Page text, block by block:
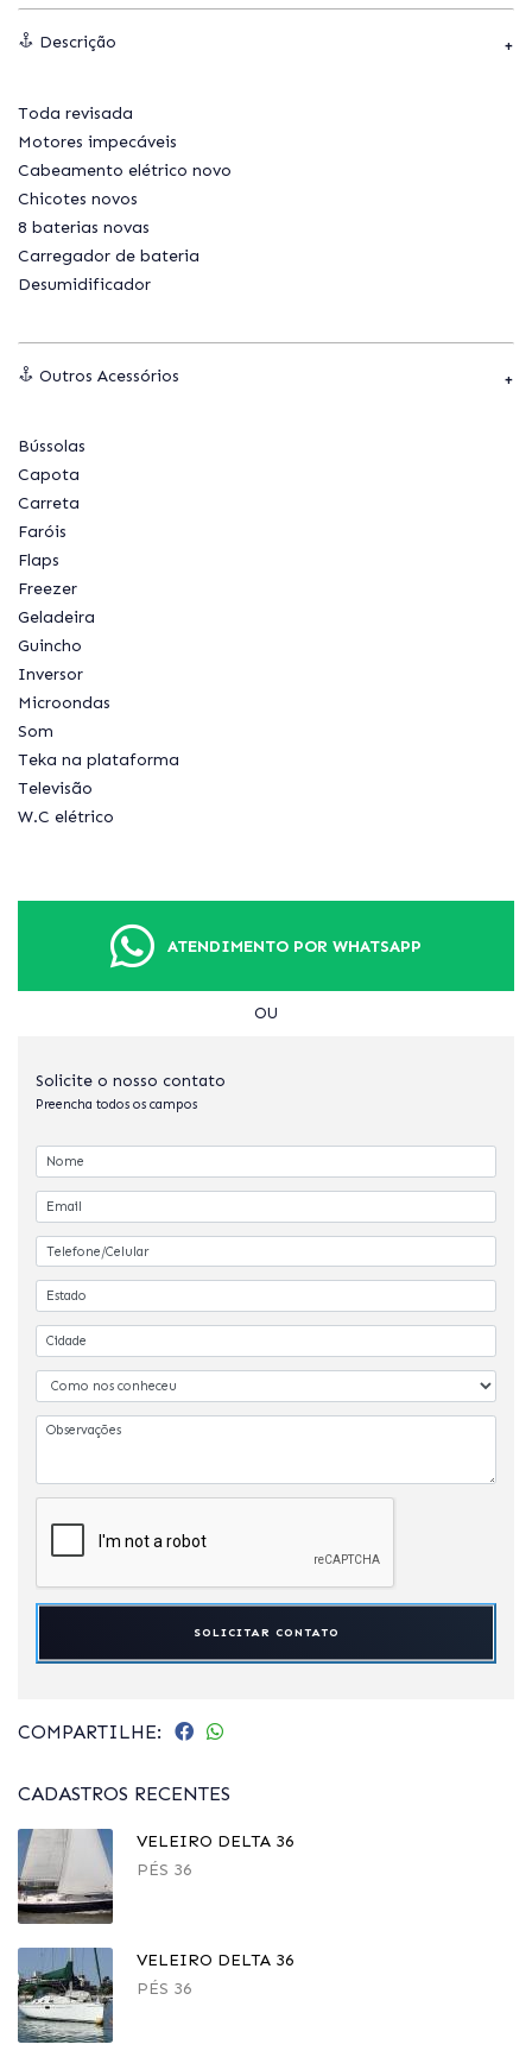
Descrição
Toda revisada
Motores impecáveis
Cabeamento elétrico novo
Chicotes novos
8 baterias novas
Carregador de bateria
Desumidificador
Outros Acessórios
Bússolas
Capota
Carreta
Faróis
Flaps
Freezer
Geladeira
Guincho
Inversor
Microondas
Som
Teka na plataforma
Televisão
W.C elétrico
ATENDIMENTO POR WHATSAPP
OU
Solicite o nosso contato
Preencha todos os campos
SOLICITAR CONTATO
COMPARTILHE:
CADASTROS RECENTES
VELEIRO DELTA 36
PÉS 36
VELEIRO DELTA 36
PÉS 36